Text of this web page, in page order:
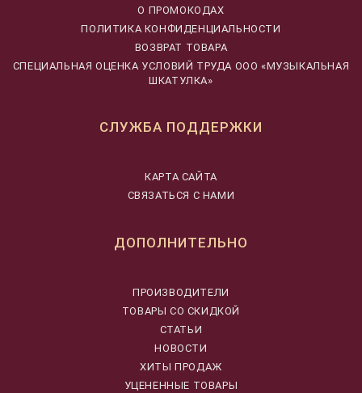
О ПРОМОКОДАХ
ПОЛИТИКА КОНФИДЕНЦИАЛЬНОСТИ
ВОЗВРАТ ТОВАРА
CПЕЦИАЛЬНАЯ ОЦЕНКА УСЛОВИЙ ТРУДА ООО «МУЗЫКАЛЬНАЯ
ШКАТУЛКА»
СЛУЖБА ПОДДЕРЖКИ
КАРТА САЙТА
СВЯЗАТЬСЯ С НАМИ
ДОПОЛНИТЕЛЬНО
ПРОИЗВОДИТЕЛИ
ТОВАРЫ СО СКИДКОЙ
СТАТЬИ
НОВОСТИ
ХИТЫ ПРОДАЖ
УЦЕНЕННЫЕ ТОВАРЫ